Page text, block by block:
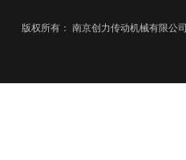
版权所有： 南京创力传动机械有限公司